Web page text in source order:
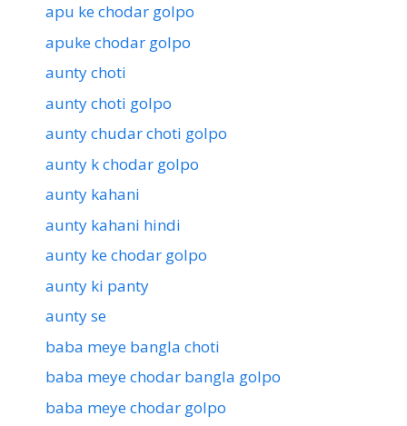
apu ke chodar golpo
apuke chodar golpo
aunty choti
aunty choti golpo
aunty chudar choti golpo
aunty k chodar golpo
aunty kahani
aunty kahani hindi
aunty ke chodar golpo
aunty ki panty
aunty se
baba meye bangla choti
baba meye chodar bangla golpo
baba meye chodar golpo